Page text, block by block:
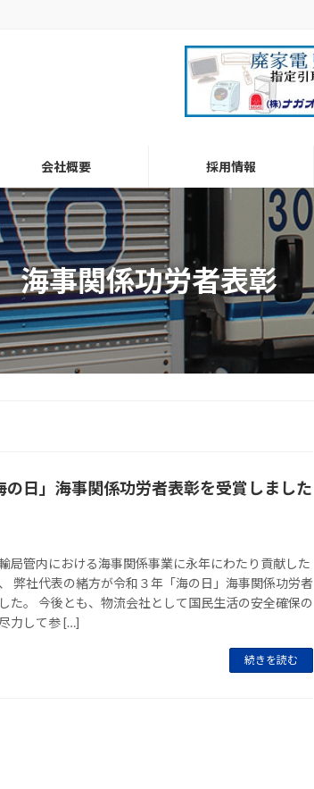
会社概要 採用情報
海事関係功労者表彰
の日」海事関係功労者表彰を受賞しました
局管内における海事関係事業に永年にわたり貢献した
弊社代表の緒方が令和３年「海の日」海事関係功労者
た。 今後とも、物流会社として国民生活の安全確保の
力して参 […]
続きを読む